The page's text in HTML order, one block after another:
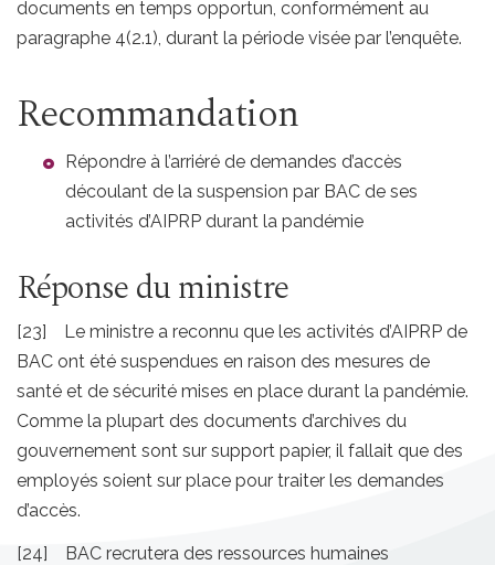
documents en temps opportun, conformément au
paragraphe 4(2.1), durant la période visée par l’enquête.
Recommandation
Répondre à l’arriéré de demandes d’accès
découlant de la suspension par BAC de ses
activités d’AIPRP durant la pandémie
Réponse du ministre
[23] Le ministre a reconnu que les activités d’AIPRP de
BAC ont été suspendues en raison des mesures de
santé et de sécurité mises en place durant la pandémie.
Comme la plupart des documents d’archives du
gouvernement sont sur support papier, il fallait que des
employés soient sur place pour traiter les demandes
d’accès.
[24] BAC recrutera des ressources humaines